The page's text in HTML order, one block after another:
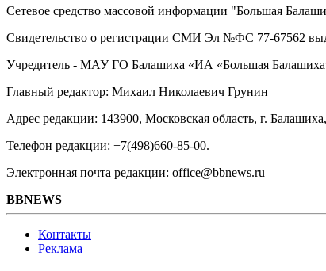
Сетевое средство массовой информации "Большая
Свидетельство о регистрации СМИ Эл №ФС ‎77-67562
Учредитель - МАУ ГО Балашиха «ИА «Большая
Главный редактор: Михаил Николаевич Грунин
Адрес редакции: 143900, Московская область, г.
Телефон редакции: +7(498)660-85-00.
Электронная почта редакции: office@bbnews.ru
BBNEWS
Контакты
Реклама